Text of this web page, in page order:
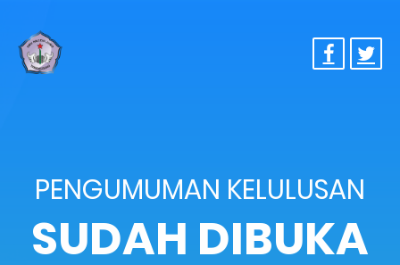
PENGUMUMAN KELULUSAN
SUDAH DIBUKA